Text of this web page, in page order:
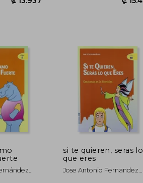
₡ 13.937
si te quieren, seras lo
que eres
Jose Antonio Fernandez